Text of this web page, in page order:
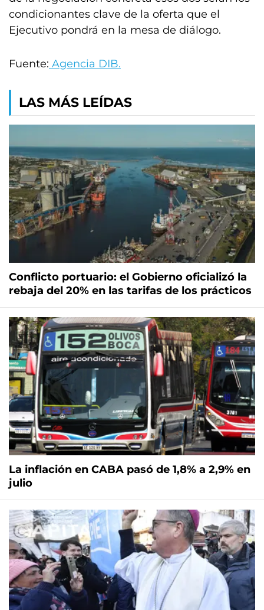
condicionantes clave de la oferta que el
Ejecutivo pondrá en la mesa de diálogo.
Fuente: Agencia DIB.
LAS MÁS LEÍDAS
Conflicto portuario: el Gobierno oficializó la
rebaja del 20% en las tarifas de los prácticos
La inflación en CABA pasó de 1,8% a 2,9% en
julio